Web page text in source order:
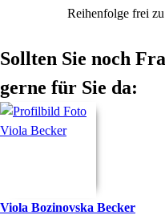
Reihenfolge frei
Sollten Sie noch
gerne für Sie da:
Viola Bozinovska Becker